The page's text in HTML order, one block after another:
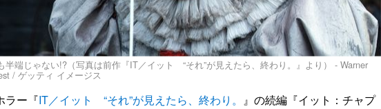
半端じゃない!?（写真は前作『IT／イット “それ”が見えたら、終わり。』より） - Warner
/ ゲッティ イメージス
ラー『IT／イット “それ”が見えたら、終わり。 』の続編『イット：チャプ